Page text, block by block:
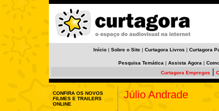
Início | Sobre o Site | Curtagora Livros | Curtagora
Pesquisa Temática | Assista Agora |
Curtagora Empregos
CONFIRA OS NOVOS
FILMES E TRAILERS
ONLINE
Júlio Andrade